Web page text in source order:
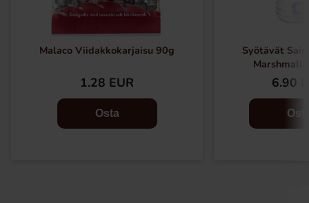
Malaco Viidakkokarjaisu 90g
1.28 EUR
Osta
Syötävät
6.90